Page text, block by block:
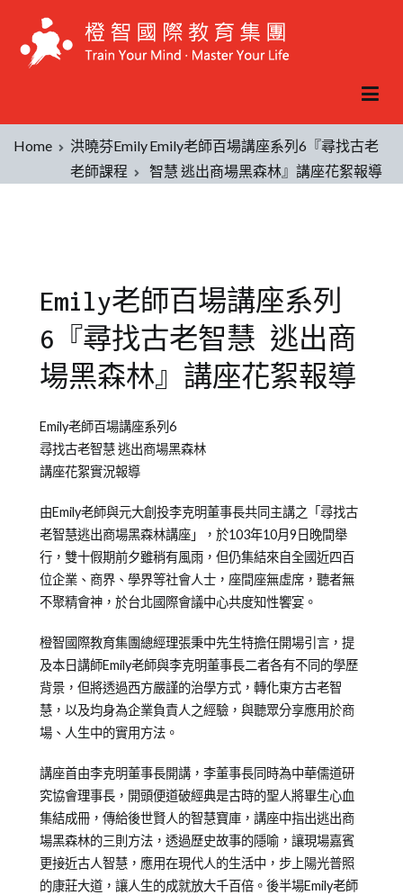
Home
洪曉芬Emily
老師課程
Emily老師百場講座系列6『尋找古老
智慧 逃出商場黑森林』講座花絮報導
Emily老師百場講座系列
6『尋找古老智慧 逃出商
場黑森林』講座花絮報導
Posted
on
2014-
13
Posted
in
洪
芬
Emily
老
師
課
Tagged
Emily
老
Emily老師百場講座系列6
尋找古老智慧 逃出商場黑森林
講座花絮實況報導
由Emily老師與元大創投李克明董事長共同主講之「尋找古
老智慧逃出商場黑森林講座」，於103年10月9日晚間舉
行，雙十假期前夕雖稍有風雨，但仍集結來自全國近四百
位企業、商界、學界等社會人士，座間座無虛席，聽者無
不聚精會神，於台北國際會議中心共度知性饗宴。
橙智國際教育集團總經理張秉中先生特擔任開場引言，提
及本日講師Emily老師與李克明董事長二者各有不同的學歷
背景，但將透過西方嚴謹的治學方式，轉化東方古老智
慧，以及均身為企業負責人之經驗，與聽眾分享應用於商
場、人生中的實用方法。
講座首由李克明董事長開講，李董事長同時為中華儒道研
究協會理事長，開頭便道破經典是古時的聖人將畢生心血
集結成冊，傳給後世賢人的智慧寶庫，講座中指出逃出商
場黑森林的三則方法，透過歷史故事的隱喻，讓現場嘉賓
更接近古人智慧，應用在現代人的生活中，步上陽光普照
的康莊大道，讓人生的成就放大千百倍。後半場Emily老師